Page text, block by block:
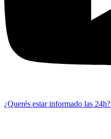
¿Querés estar informado las 24h?